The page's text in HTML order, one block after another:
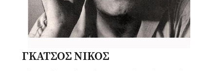
ΓΚΑΤΣΟΣ ΝΙΚΟΣ